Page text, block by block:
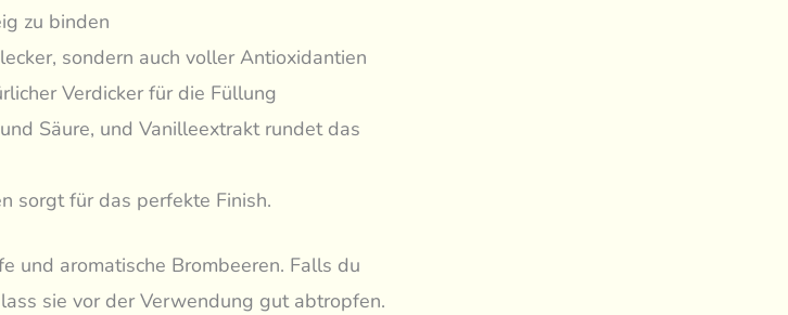
zu binden
sondern auch voller Antioxidantien
Verdicker für die Füllung
Säure, und Vanilleextrakt rundet das
sorgt für das perfekte Finish.
und aromatische Brombeeren. Falls du
sie vor der Verwendung gut abtropfen.